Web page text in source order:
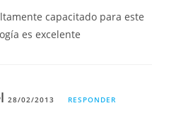
capacitado para este
es excelente
28/02/2013 RESPONDER